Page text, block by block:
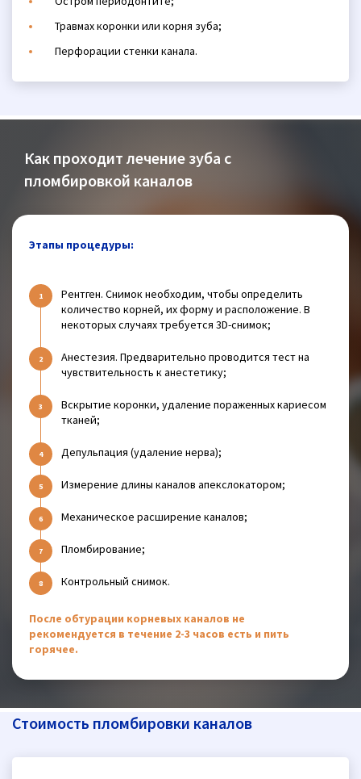
Травмах коронки или корня зуба;
Перфорации стенки канала.
Как проходит лечение зуба с
пломбировкой каналов
Этапы процедуры:
Рентген. Снимок необходим, чтобы определить
количество корней, их форму и расположение. В
некоторых случаях требуется 3D-снимок;
Анестезия. Предварительно проводится тест на
чувствительность к анестетику;
Вскрытие коронки, удаление пораженных кариесом
тканей;
Депульпация (удаление нерва);
Измерение длины каналов апекслокатором;
Механическое расширение каналов;
Пломбирование;
Контрольный снимок.
После обтурации корневых каналов не
рекомендуется в течение 2-3 часов есть и пить
горячее.
Стоимость пломбировки каналов